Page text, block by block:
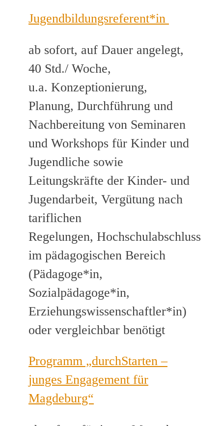
Jugendbildungsreferent*in
ab sofort, auf Dauer angelegt,
40 Std./ Woche,
u.a. Konzeptionierung,
Planung, Durchführung und
Nachbereitung von Seminaren
und Workshops für Kinder und
Jugendliche sowie
Leitungskräfte der Kinder- und
Jugendarbeit, Vergütung nach
tariflichen
Regelungen, Hochschulabschluss
im pädagogischen Bereich
(Pädagoge*in,
Sozialpädagoge*in,
Erziehungswissenschaftler*in)
oder vergleichbar benötigt
Programm „durchStarten –
junges Engagement für
Magdeburg“